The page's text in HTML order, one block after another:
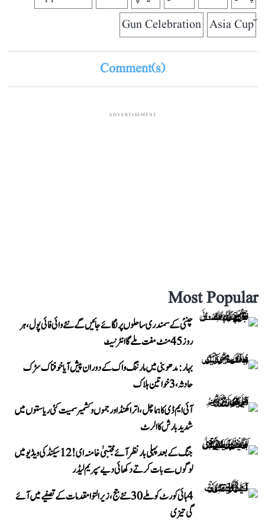
Gun Celebration
Comment(s)
ADVERTISEMENT
Most Popular
چنئی کے سمندری ساحلوں پر لگائے جائیں گے نئے وائی فائی پول، ہر
روز 45 منٹ مفت ملے گا انٹرنیٹ
بہار: مدھوبنی میں مارننگ واک کے دوران پیش آیا خوفناک سڑک
حادثہ، 3 خواتین ہلاک
آئی ایم ڈی کا ہماچل، اتراکھنڈ اور جموں و کشمیر سمیت کئی ریاستوں میں
شدید بارش کا الرٹ
جنگ کے بعد پہلی بار نظر آئے مجتبیٰ خامنہ ای! 12 سیکنڈ کی ویڈیو میں
لوگوں سے بات کرتے دکھائی دیے سپریم لیڈر
4 ہائی کورٹ کو ملے 30 نئے جج، زیر التوا مقدمات کے تصفیے میں آئے
گی تیزی